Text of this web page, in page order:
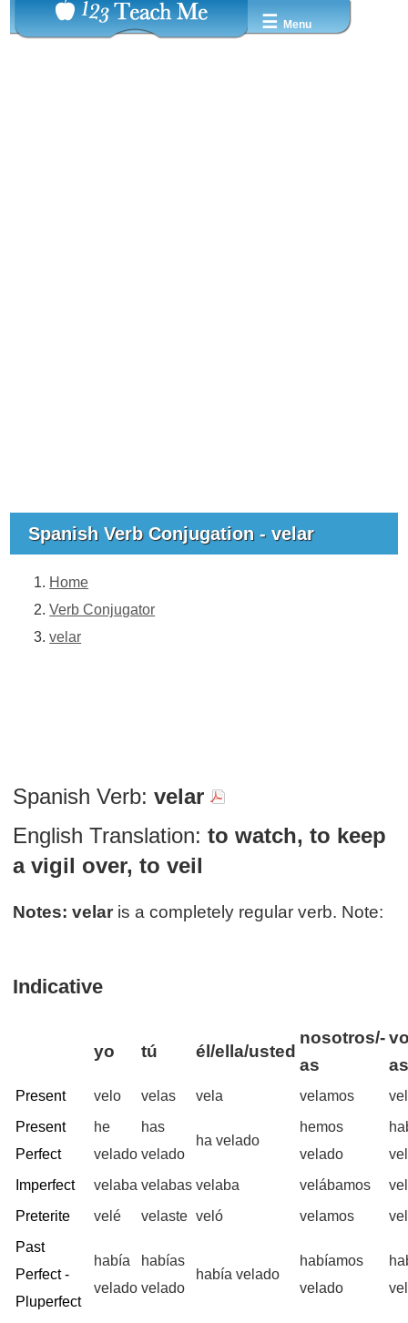
☰ Menu
Spanish Verb Conjugation - velar
Home
Verb Conjugator
velar
Spanish Verb: velar
English Translation: to watch, to keep
a vigil over, to veil
Notes: velar is a completely regular verb. Note:
Indicative
yo tú él/ella/usted
nosotros/-
as
Present velo velas vela velamos
Present
Perfect
he
velado
has
velado
ha velado
hemos
velado
Imperfect
velaba velabas velaba velábamos
Preterite
velé velaste veló velamos
Past
Perfect -
Pluperfect
había
velado
habías
velado
había velado
habíamos
velado